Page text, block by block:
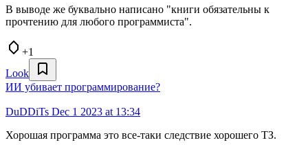
В выводе же буквально написано "книги обязательны к
прочтению для любого программиста".
+1
Look
ИИ убивает программирование?
DuDDiTs Dec 1 2023 at 13:34
Хорошая программа это все-таки следствие хорошего ТЗ.